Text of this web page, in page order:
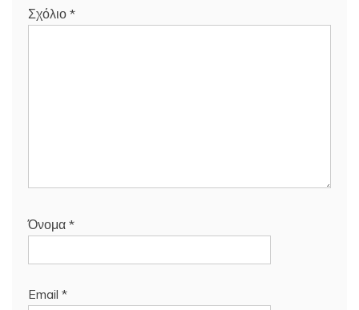
Σχόλιο *
Όνομα *
Email *